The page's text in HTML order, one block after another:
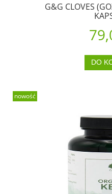
G&G CLOVES
DO
nowość